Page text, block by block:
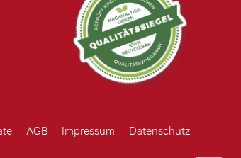
AGB Impressum Datenschutz